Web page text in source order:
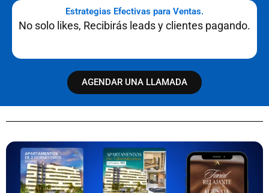
Estrategias Efectivas para Ventas.
No solo likes, Recibirás leads y clientes pagando.
AGENDAR UNA LLAMADA